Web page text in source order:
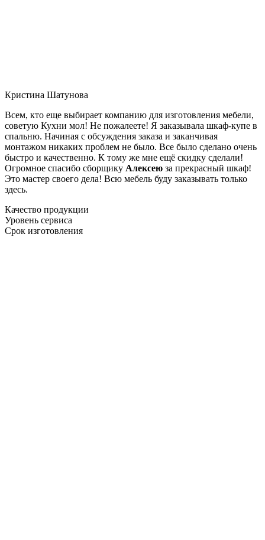
Кристина Шатунова
Всем, кто еще выбирает компанию для изготовления мебели,
советую Кухни мол! Не пожалеете! Я заказывала шкаф-купе в
спальню. Начиная с обсуждения заказа и заканчивая
монтажом никаких проблем не было. Все было сделано очень
быстро и качественно. К тому же мне ещё скидку сделали!
Огромное спасибо сборщику Алексею за прекрасный шкаф!
Это мастер своего дела! Всю мебель буду заказывать только
здесь.
Качество продукции
Уровень сервиса
Срок изготовления